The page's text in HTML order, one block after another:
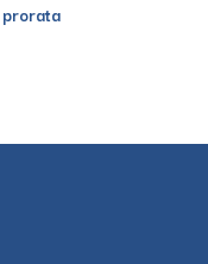
prorata